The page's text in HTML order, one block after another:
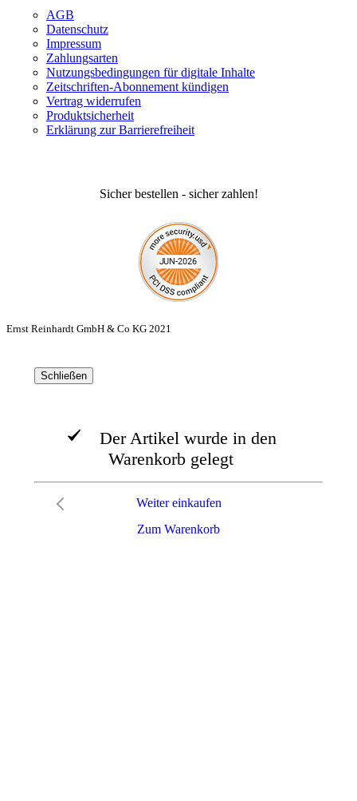
AGB
Datenschutz
Impressum
Zahlungsarten
Nutzungsbedingungen für digitale Inhalte
Zeitschriften-Abonnement kündigen
Vertrag widerrufen
Produktsicherheit
Erklärung zur Barrierefreiheit
Sicher bestellen - sicher zahlen!
Ernst Reinhardt GmbH & Co KG 2021
Schließen
Der Artikel wurde in den
Warenkorb gelegt
Zum Warenkorb
Weiter einkaufen